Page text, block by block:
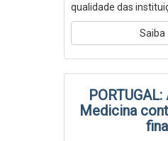
qualidade das
Medicina
final